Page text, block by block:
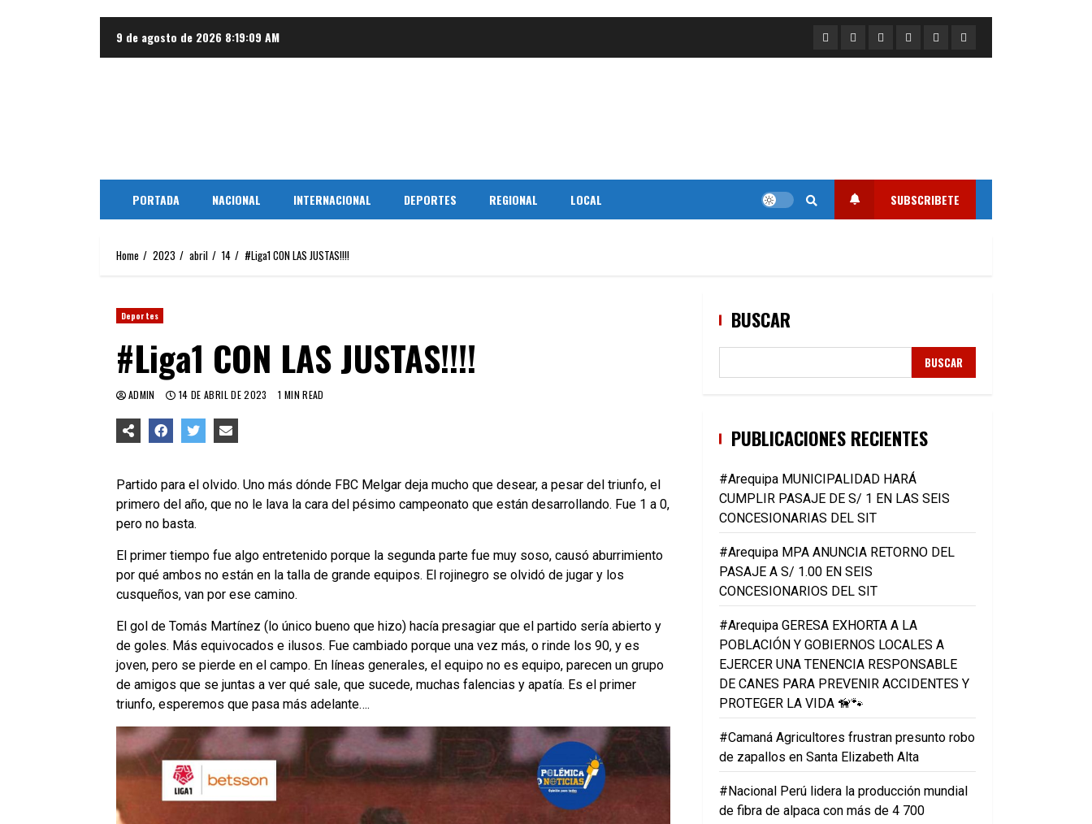
9 de agosto de 2026 8:19:10 AM PortadaNacionalInternacional
DeportesRegional
Local
PORTADA NACIONAL INTERNACIONAL DEPORTES REGIONAL LOCAL SUBSCRIBETE
Home 2023 abril 14 #Liga1 CON LAS JUSTAS!!!!
Deportes
#Liga1 CON LAS JUSTAS!!!!
ADMIN 14 DE ABRIL DE 2023 1 MIN READ
Partido para el olvido. Uno más dónde FBC Melgar deja mucho que desear, a pesar del triunfo, el
primero del año, que no le lava la cara del pésimo campeonato que están desarrollando. Fue 1 a 0,
pero no basta.
El primer tiempo fue algo entretenido porque la segunda parte fue muy soso, causó aburrimiento
por qué ambos no están en la talla de grande equipos. El rojinegro se olvidó de jugar y los
cusqueños, van por ese camino.
El gol de Tomás Martínez (lo único bueno que hizo) hacía presagiar que el partido sería abierto y
de goles. Más equivocados e ilusos. Fue cambiado porque una vez más, o rinde los 90, y es
joven, pero se pierde en el campo. En líneas generales, el equipo no es equipo, parecen un grupo
de amigos que se juntas a ver qué sale, que sucede, muchas falencias y apatía. Es el primer
triunfo, esperemos que pasa más adelante….
BUSCAR
BUSCAR
PUBLICACIONES RECIENTES
#Arequipa MUNICIPALIDAD HARÁ
CUMPLIR PASAJE DE S/ 1 EN LAS SEIS
CONCESIONARIAS DEL SIT
#Arequipa MPA ANUNCIA RETORNO DEL
PASAJE A S/ 1.00 EN SEIS
CONCESIONARIOS DEL SIT
#Arequipa GERESA EXHORTA A LA
POBLACIÓN Y GOBIERNOS LOCALES A
EJERCER UNA TENENCIA RESPONSABLE
DE CANES PARA PREVENIR ACCIDENTES Y
PROTEGER LA VIDA 🦮🐾
#Camaná Agricultores frustran presunto robo
de zapallos en Santa Elizabeth Alta
#Nacional Perú lidera la producción mundial
de fibra de alpaca con más de 4 700